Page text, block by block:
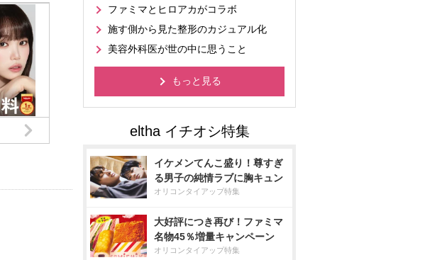
ファミマとヒロアカがコラボ
施す側から見た整形のカジュアル化
美容外科医が世の中に思うこと
もっと見る
イケメンてんこ盛り！尊すぎ
る男子の純情ラブに胸キュン
オリコンタイアップ特集
大好評につき再び！ファミマ
名物45％増量キャンペーン
オリコンタイアップ特集